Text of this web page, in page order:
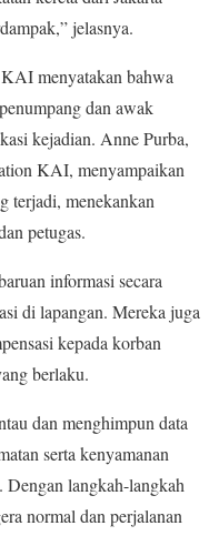
jelasnya.
menyatakan bahwa
dan awak
kejadian. Anne Purba,
KAI, menyampaikan
terjadi, menekankan
petugas.
informasi secara
di lapangan. Mereka juga
kepada korban
berlaku.
dan menghimpun data
serta kenyamanan
Dengan langkah-langkah
normal dan perjalanan